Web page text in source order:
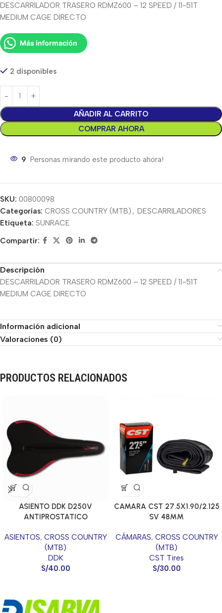
DESCARRILADOR TRASERO RDMZ600 – 12 SPEED / 11-51T
MEDIUM CAGE DIRECTO
Más información
2 disponibles
AÑADIR AL CARRITO
COMPRAR AHORA
9 Personas mirando este producto ahora!
SKU: 00800098
Categorías: CROSS COUNTRY (MTB) , DESCARRILADORES
Etiqueta: SUNRACE
Compartir:
Descripción
DESCARRILADOR TRASERO RDMZ600 – 12 SPEED / 11-51T
MEDIUM CAGE DIRECTO
Información adicional
Valoraciones (0)
PRODUCTOS RELACIONADOS
ASIENTO DDK D250V
ANTIPROSTATICO
ASIENTOS, CROSS COUNTRY
(MTB)
DDK
S/40.00
CAMARA CST 27.5X1.90/2.125
SV 48MM
CÁMARAS, CROSS COUNTRY
(MTB)
CST Tires
S/30.00